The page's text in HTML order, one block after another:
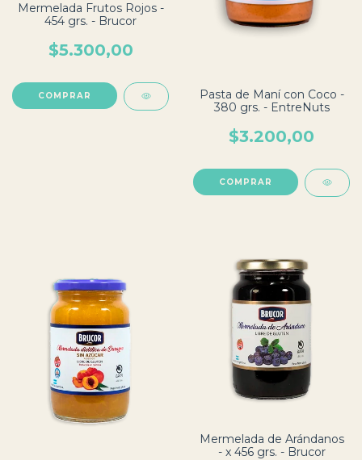
Mermelada Frutos Rojos -
454 grs. - Brucor
$5.300,00
Pasta de Maní con Coco -
380 grs. - EntreNuts
$3.200,00
Mermelada de Arándanos
- x 456 grs. - Brucor